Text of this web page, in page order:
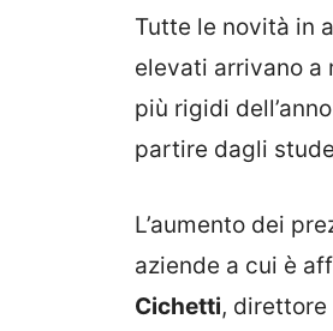
Tutte le novità in
elevati arrivano a
più rigidi
partire dagli
L’aumento dei
aziende a cui è
Cichetti, direttore